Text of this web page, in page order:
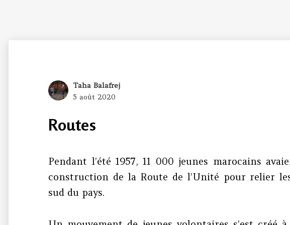
Author
Taha Balafrej
Posted
5 août 2020
Routes
Pendant l’été 1957, 11 000 jeunes marocains
construction de la Route de l’Unité pour relier
sud du pays.